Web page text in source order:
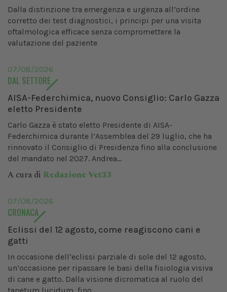
Dalla distinzione tra emergenza e urgenza all’ordine
corretto dei test diagnostici, i principi per una visita
oftalmologica efficace senza compromettere la
valutazione del paziente
07/08/2026
DAL SETTORE
AISA-Federchimica, nuovo Consiglio: Carlo Gazza
eletto Presidente
Carlo Gazza è stato eletto Presidente di AISA-
Federchimica durante l’Assemblea del 29 luglio, che ha
rinnovato il Consiglio di Presidenza fino alla conclusione
del mandato nel 2027. Andrea...
A cura di Redazione Vet33
07/08/2026
CRONACA
Eclissi del 12 agosto, come reagiscono cani e
gatti
In occasione dell’eclissi parziale di sole del 12 agosto,
un’occasione per ripassare le basi della fisiologia visiva
di cane e gatto. Dalla visione dicromatica al ruolo del